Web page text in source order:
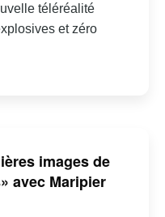
téléréalité
et zéro
images de
avec Maripier